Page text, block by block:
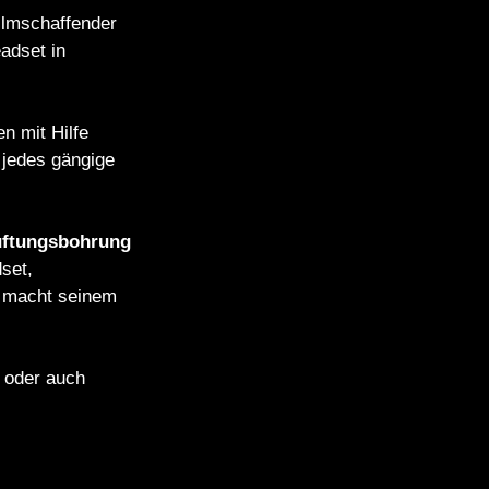
in
mit Hilfe
gängige
seinem
auch